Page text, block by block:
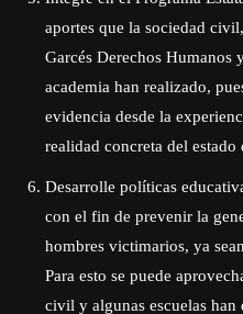
aportes que la sociedad
Garcés Derechos Humanos
academia han realizado,
evidencia desde la
realidad concreta del estado
Desarrolle políticas
con el fin de prevenir la
hombres victimarios, ya
Para esto se puede
civil y algunas escuelas han